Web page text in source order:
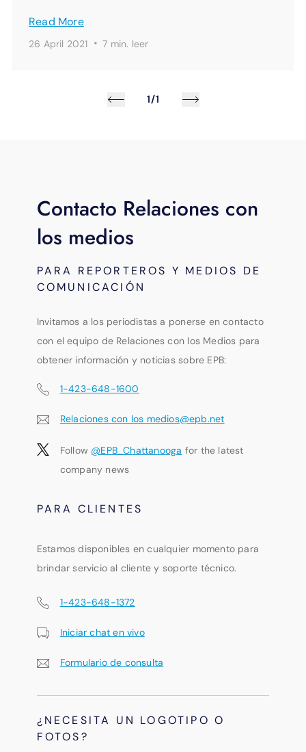
Read More
26 April 2021 ·7 min. leer
1/1
Contacto Relaciones con
los medios
PARA REPORTEROS Y MEDIOS DE
COMUNICACIÓN
Invitamos a los periodistas a ponerse en contacto
con el equipo de Relaciones con los Medios para
obtener información y noticias sobre EPB:
1-423-648-1600
Relaciones con los medios@epb.net
Follow @EPB_Chattanooga for the latest
company news
PARA CLIENTES
Estamos disponibles en cualquier momento para
brindar servicio al cliente y soporte técnico.
1-423-648-1372
Iniciar chat en vivo
Formulario de consulta
¿NECESITA UN LOGOTIPO O
FOTOS?